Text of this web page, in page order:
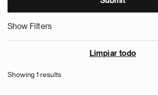
Show Filters
Limpiar todo
Showing 1 results